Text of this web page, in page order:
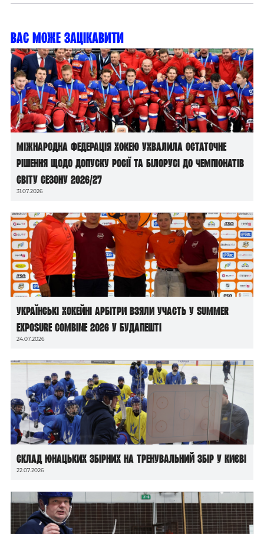
Вас може зацікавити
Міжнародна федерація хокею ухвалила остаточне
рішення щодо допуску росії та білорусі до чемпіонатів
світу сезону 2026/27
31.07.2026
Українські хокейні арбітри взяли участь у Summer
Exposure Combine 2026 у Будапешті
24.07.2026
Склад юнацьких збірних на тренувальний збір у Києві
22.07.2026